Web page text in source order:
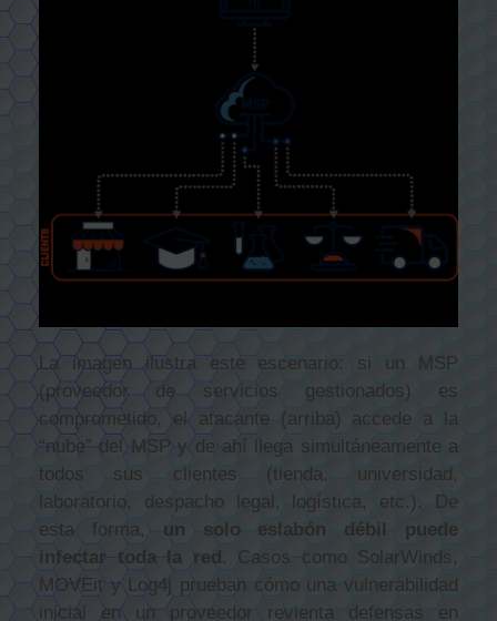
La imagen ilustra este escenario: si un MSP
(proveedor de servicios gestionados) es
comprometido, el atacante (arriba) accede a la
“nube” del MSP y de ahí llega simultáneamente a
todos sus clientes (tienda, universidad,
laboratorio, despacho legal, logística, etc.). De
esta forma, un solo eslabón débil puede
infectar toda la red . Casos como SolarWinds,
MOVEit y Log4j prueban cómo una vulnerabilidad
inicial en un proveedor revienta defensas en